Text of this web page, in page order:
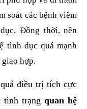
soát các bệnh viêm
Đồng thời, nên
tình dục quá mạnh
hợp.
điều trị tích cực
tình trạngquan hệ